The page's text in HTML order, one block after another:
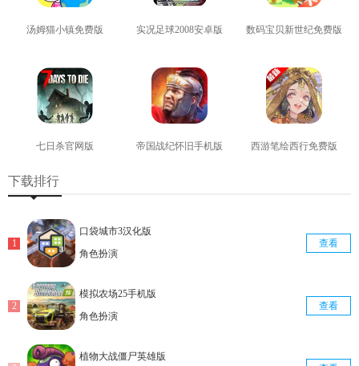
汤姆猫小镇免费版 实况足球2008安卓版 数码宝贝新世纪免费版
七日杀官网版 帝国战纪怀旧手机版 西游笔绘西行免费版
下载排行
口袋城市3汉化版
角色扮演
查看
模拟农场25手机版
角色扮演
查看
植物大战僵尸英雄版